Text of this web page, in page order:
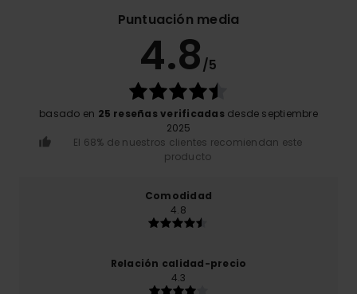
Puntuación media
4.8/5
basado en 25 reseñas verificadas desde septiembre
2025
El 68% de nuestros clientes recomiendan este
producto
Comodidad
4.8
Relación calidad-precio
4.3